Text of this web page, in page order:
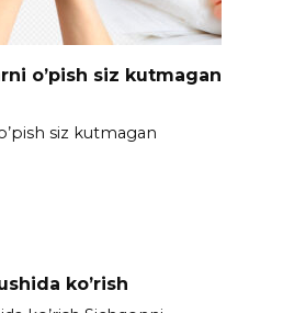
o’pish siz kutmagan
siz kutmagan
ko’rish